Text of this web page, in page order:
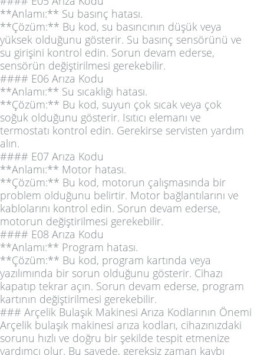
**Anlamı:** Su basınç hatası.
**Çözüm:** Bu kod, su basıncının düşük veya
yüksek olduğunu gösterir. Su basınç sensörünü ve
su girişini kontrol edin. Sorun devam ederse,
sensörün değiştirilmesi gerekebilir.
#### E06 Arıza Kodu
**Anlamı:** Su sıcaklığı hatası.
**Çözüm:** Bu kod, suyun çok sıcak veya çok
soğuk olduğunu gösterir. Isıtıcı elemanı ve
termostatı kontrol edin. Gerekirse servisten yardım
alın.
#### E07 Arıza Kodu
**Anlamı:** Motor hatası.
**Çözüm:** Bu kod, motorun çalışmasında bir
problem olduğunu belirtir. Motor bağlantılarını ve
kablolarını kontrol edin. Sorun devam ederse,
motorun değiştirilmesi gerekebilir.
#### E08 Arıza Kodu
**Anlamı:** Program hatası.
**Çözüm:** Bu kod, program kartında veya
yazılımında bir sorun olduğunu gösterir. Cihazı
kapatıp tekrar açın. Sorun devam ederse, program
kartının değiştirilmesi gerekebilir.
### Arçelik Bulaşık Makinesi Arıza Kodlarının Önemi
Arçelik bulaşık makinesi arıza kodları, cihazınızdaki
sorunu hızlı ve doğru bir şekilde tespit etmenize
yardımcı olur. Bu sayede, gereksiz zaman kaybı